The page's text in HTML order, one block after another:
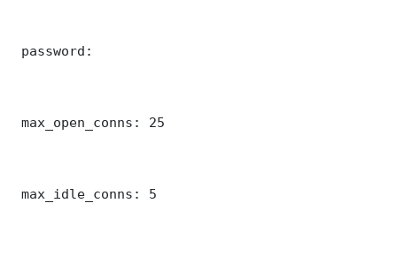
password:
max_open_conns: 25
max_idle_conns: 5